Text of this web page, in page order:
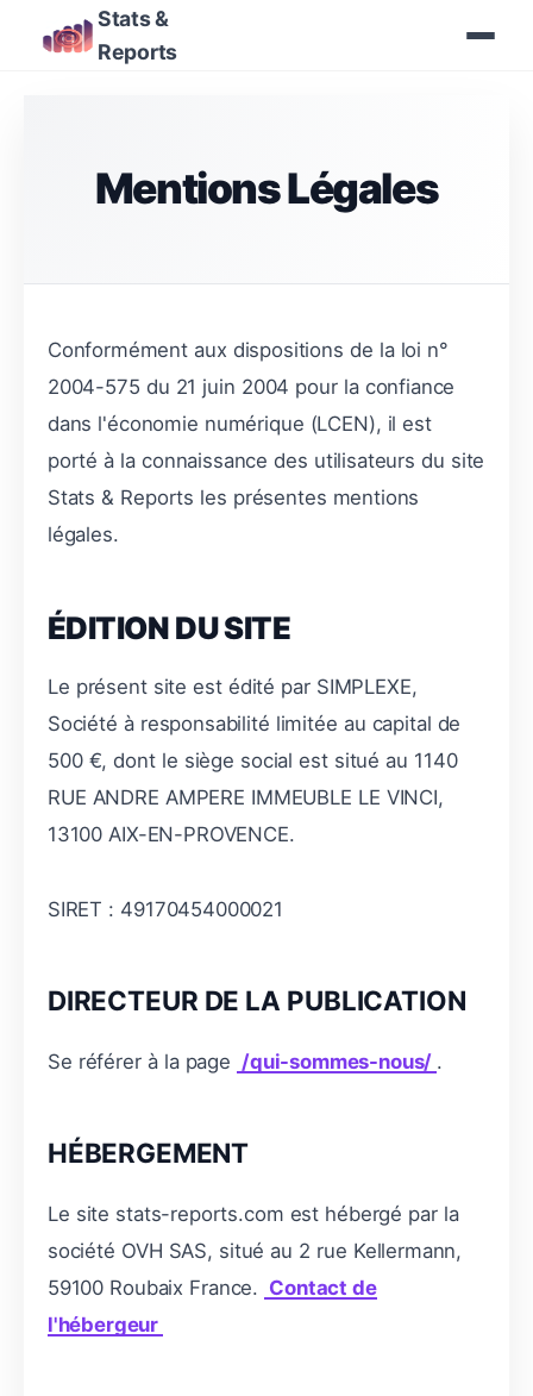
Stats &
Reports
Mentions Légales
Conformément aux dispositions de la loi n°
2004-575 du 21 juin 2004 pour la confiance
dans l'économie numérique (LCEN), il est
porté à la connaissance des utilisateurs du site
Stats & Reports les présentes mentions
légales.
ÉDITION DU SITE
Le présent site est édité par SIMPLEXE,
Société à responsabilité limitée au capital de
500 €, dont le siège social est situé au 1140
RUE ANDRE AMPERE IMMEUBLE LE VINCI,
13100 AIX-EN-PROVENCE.
SIRET : 49170454000021
DIRECTEUR DE LA PUBLICATION
Se référer à la page /qui-sommes-nous/ .
HÉBERGEMENT
Le site stats-reports.com est hébergé par la
société OVH SAS, situé au 2 rue Kellermann,
59100 Roubaix France. Contact de
l'hébergeur